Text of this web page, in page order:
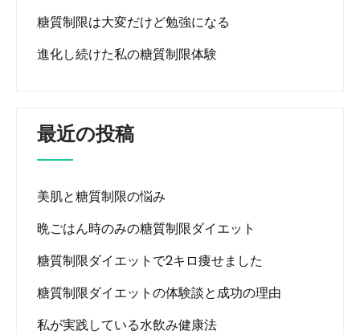
糖質制限は大変だけど勉強になる
進化し続けた私の糖質制限体験
最近の投稿
美肌と糖質制限の悩み
晩ごはん時のみの糖質制限ダイエット
糖質制限ダイエットで2キロ痩せました
糖質制限ダイエットの体験談と成功の理由
私が実践している水飲み健康法